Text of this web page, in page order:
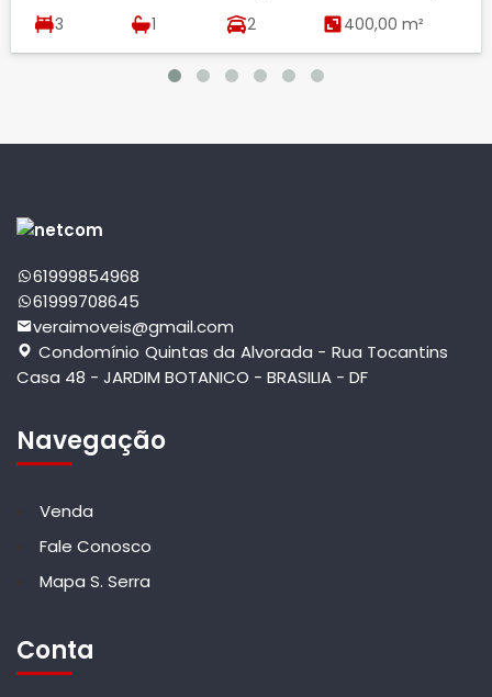
BRASILIA
3 1 2 400,00 m²
61999854968
61999708645
veraimoveis@gmail.com
Condomínio Quintas da Alvorada - Rua Tocantins
Casa 48 - JARDIM BOTANICO - BRASILIA - DF
Navegação
Venda
Fale Conosco
Mapa S. Serra
Conta